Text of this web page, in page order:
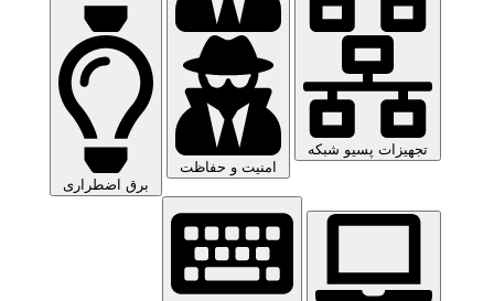
تجهیزات پسیو شبکه
امنیت و حفاظت
برق اضطراری